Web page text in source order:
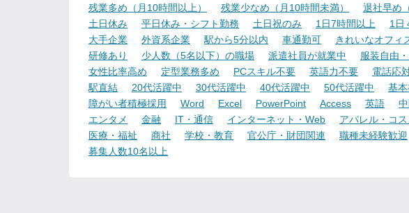
残業多め（月10時間以上）
残業少なめ（月10時間未満） 退社早め
土日休み
平日休み・シフト勤務 土日祝のみ 1日7時間以上 1日
大手企業
外資系企業 駅から5分以内 車通勤可 きれいなオフィ
研修あり
少人数（5名以下）の職場 派遣社員が就業中 服装自由
女性比率高め
定型業務多め PCスキル不要 英語力不要 電話応
駅直結
20代活躍中 30代活躍中 40代活躍中 50代活躍中 基
障がい者積極採用
Word Excel PowerPoint Access 英語
エンタメ
金融 IT・通信 インターネット・Web アパレル・コス
医療・福祉
商社 学校・教育 官公庁・財団関連 職種未経験歓迎
募集人数10名以上